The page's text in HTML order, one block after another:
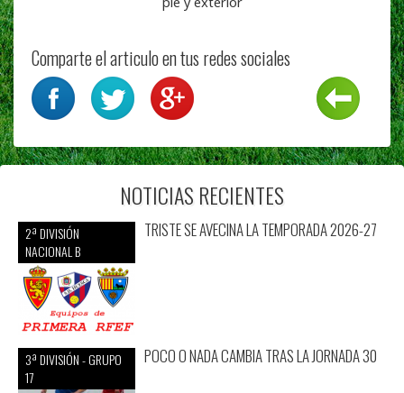
Comparte el articulo en tus redes sociales
NOTICIAS RECIENTES
2ª DIVISIÓN
NACIONAL B
TRISTE SE AVECINA LA TEMPORADA 2026-27
3ª DIVISIÓN - GRUPO
17
POCO O NADA CAMBIA TRAS LA JORNADA 30